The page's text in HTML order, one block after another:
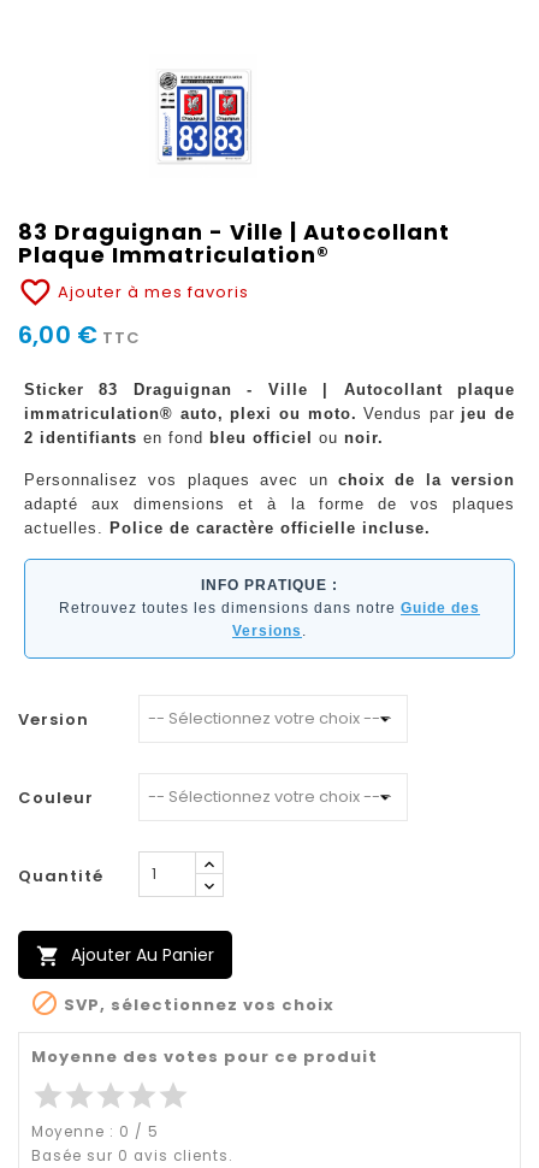
83 Draguignan - Ville | Autocollant
Plaque Immatriculation®
favorite_border Ajouter à mes favoris
6,00 € TTC
Sticker 83 Draguignan - Ville | Autocollant plaque
immatriculation® auto, plexi ou moto. Vendus par jeu de
2 identifiants en fond bleu officiel ou noir.
Personnalisez vos plaques avec un choix de la version
adapté aux dimensions et à la forme de vos plaques
actuelles. Police de caractère officielle incluse.
INFO PRATIQUE :
Retrouvez toutes les dimensions dans notre Guide des
Versions .
Version
Couleur
Quantité
 Ajouter Au Panier
 SVP, sélectionnez vos choix
Moyenne des votes pour ce produit
starstarstarstarstar
Moyenne : 0 / 5
Basée sur 0 avis clients.